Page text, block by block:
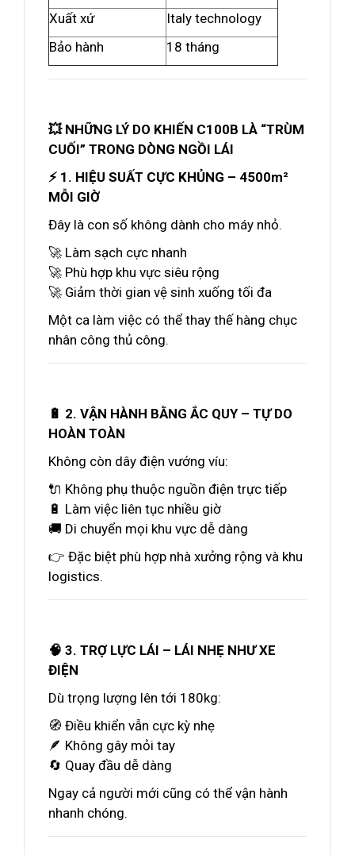
Xuất xứ
Italy technology
Bảo hành
18 tháng
💥 NHỮNG LÝ DO KHIẾN C100B LÀ “TRÙM
CUỐI” TRONG DÒNG NGỒI LÁI
⚡ 1. HIỆU SUẤT CỰC KHỦNG – 4500m²
MỖI GIỜ
Đây là con số không dành cho máy nhỏ.
🚀 Làm sạch cực nhanh
🚀 Phù hợp khu vực siêu rộng
🚀 Giảm thời gian vệ sinh xuống tối đa
Một ca làm việc có thể thay thế hàng chục
nhân công thủ công.
🔋 2. VẬN HÀNH BẰNG ẮC QUY – TỰ DO
HOÀN TOÀN
Không còn dây điện vướng víu:
🔌 Không phụ thuộc nguồn điện trực tiếp
🔋 Làm việc liên tục nhiều giờ
🚚 Di chuyển mọi khu vực dễ dàng
👉 Đặc biệt phù hợp nhà xưởng rộng và khu
logistics.
🧠 3. TRỢ LỰC LÁI – LÁI NHẸ NHƯ XE
ĐIỆN
Dù trọng lượng lên tới 180kg:
🧭 Điều khiển vẫn cực kỳ nhẹ
🪶 Không gây mỏi tay
🔄 Quay đầu dễ dàng
Ngay cả người mới cũng có thể vận hành
nhanh chóng.